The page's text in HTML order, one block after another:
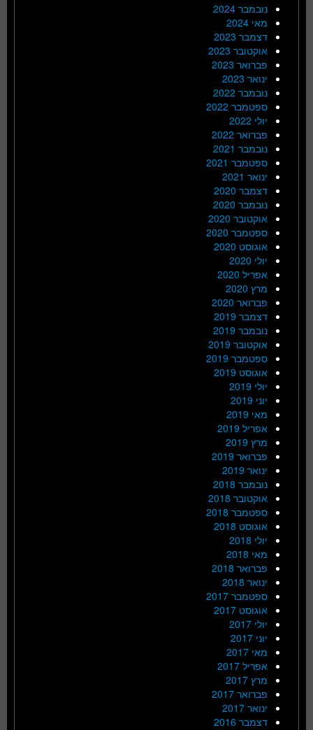
נובמבר 2024
מאי 2024
דצמבר 2023
אוקטובר 2023
פברואר 2023
ינואר 2023
נובמבר 2022
ספטמבר 2022
יולי 2022
פברואר 2022
נובמבר 2021
ספטמבר 2021
ינואר 2021
דצמבר 2020
נובמבר 2020
אוקטובר 2020
ספטמבר 2020
אוגוסט 2020
יולי 2020
אפריל 2020
מרץ 2020
פברואר 2020
דצמבר 2019
נובמבר 2019
אוקטובר 2019
ספטמבר 2019
אוגוסט 2019
יולי 2019
יוני 2019
מאי 2019
אפריל 2019
מרץ 2019
פברואר 2019
ינואר 2019
נובמבר 2018
אוקטובר 2018
ספטמבר 2018
אוגוסט 2018
יולי 2018
מאי 2018
פברואר 2018
ינואר 2018
ספטמבר 2017
אוגוסט 2017
יולי 2017
יוני 2017
מאי 2017
אפריל 2017
מרץ 2017
פברואר 2017
ינואר 2017
דצמבר 2016